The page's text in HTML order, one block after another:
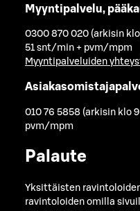
Myyntipalvelu,
0300 870 020 (arkisin
51 snt/min + pvm/mpm
Myyntipalveluiden
010 76 5858 (arkisin klo
pvm/mpm
Palaute
Yksittäisten
ravintoloiden omilla